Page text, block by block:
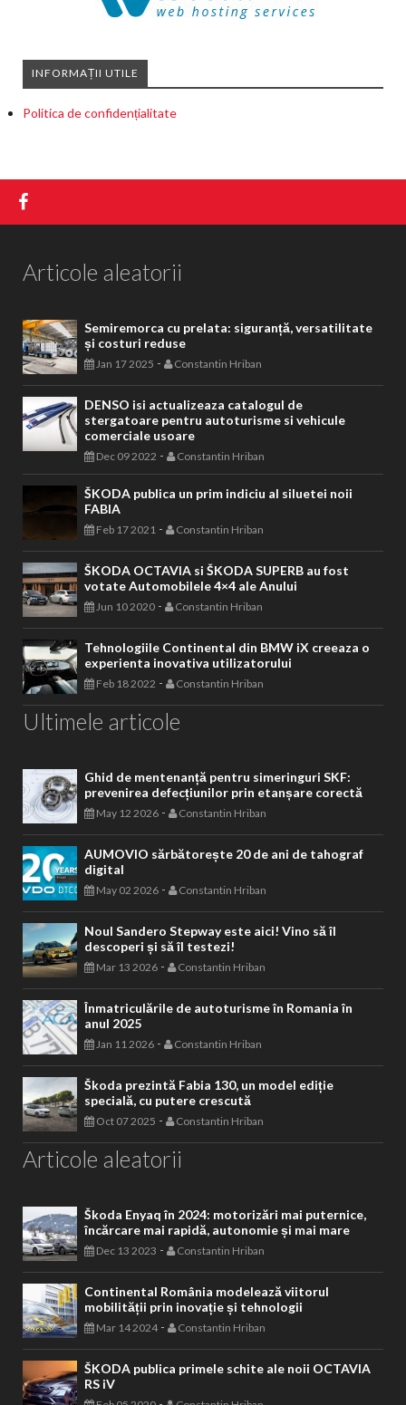
INFORMAȚII UTILE
Politica de confidențialitate
Articole aleatorii
Semiremorca cu prelata: siguranță, versatilitate
și costuri reduse
Jan 17 2025 - Constantin Hriban
DENSO isi actualizeaza catalogul de
stergatoare pentru autoturisme si vehicule
comerciale usoare
Dec 09 2022 - Constantin Hriban
ŠKODA publica un prim indiciu al siluetei noii
FABIA
Feb 17 2021 - Constantin Hriban
ŠKODA OCTAVIA si ŠKODA SUPERB au fost
votate Automobilele 4×4 ale Anului
Jun 10 2020 - Constantin Hriban
Tehnologiile Continental din BMW iX creeaza o
experienta inovativa utilizatorului
Feb 18 2022 - Constantin Hriban
Ultimele articole
Ghid de mentenanță pentru simeringuri SKF:
prevenirea defecțiunilor prin etanșare corectă
May 12 2026 - Constantin Hriban
AUMOVIO sărbătorește 20 de ani de tahograf
digital
May 02 2026 - Constantin Hriban
Noul Sandero Stepway este aici! Vino să îl
descoperi și să îl testezi!
Mar 13 2026 - Constantin Hriban
Înmatriculările de autoturisme în Romania în
anul 2025
Jan 11 2026 - Constantin Hriban
Škoda prezintă Fabia 130, un model ediție
specială, cu putere crescută
Oct 07 2025 - Constantin Hriban
Articole aleatorii
Škoda Enyaq în 2024: motorizări mai puternice,
încărcare mai rapidă, autonomie și mai mare
Dec 13 2023 - Constantin Hriban
Continental România modelează viitorul
mobilității prin inovație și tehnologii
Mar 14 2024- Constantin Hriban
ŠKODA publica primele schite ale noii OCTAVIA
RS iV